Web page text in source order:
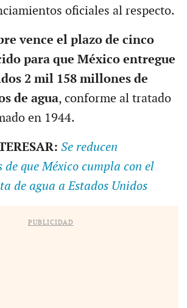
oficiales al respecto.
vence el plazo de cinco
para que México entregue
2 mil 158 millones de
de agua, conforme al tratado
en 1944.
Se reducen
que México cumpla con el
de agua a Estados Unidos
PUBLICIDAD